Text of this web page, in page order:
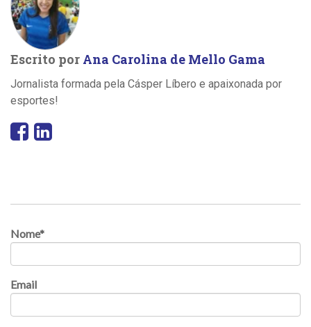
Escrito por Ana Carolina de Mello Gama
Jornalista formada pela Cásper Líbero e apaixonada por
esportes!
Nome*
Email